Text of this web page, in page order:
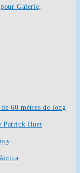
Galerie,
60 mètres de long
Patrick Huet